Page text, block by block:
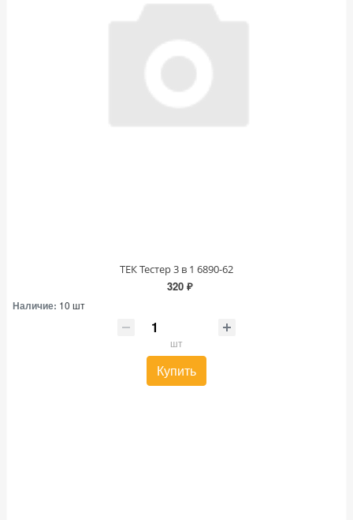
ТЕК Тестер 3 в 1 6890-62
320 ₽
Наличие: 10 шт
шт
Купить